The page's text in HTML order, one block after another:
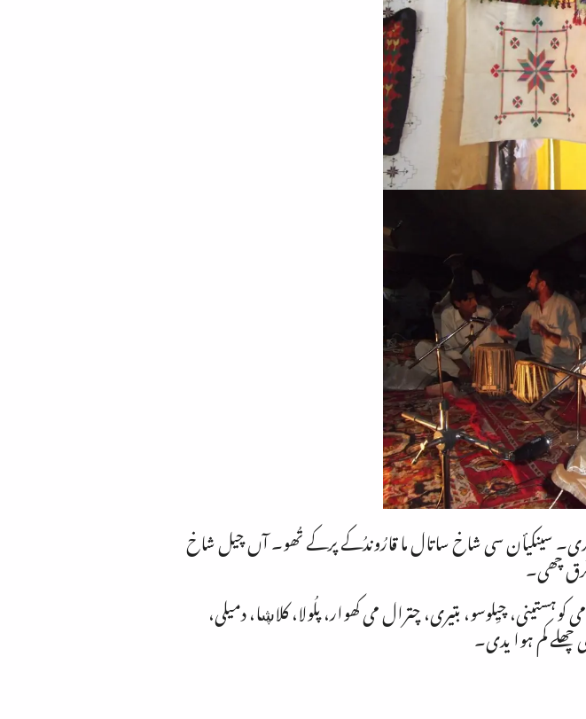
سینکیأن سی شاخ ساتال ما قارُوندُکے پرکے تُھو۔ آں چیل شاخ
چھی۔
چیِلوسو، بتیری، چترال می کھوار، پلُولا، کلاڜا، دمیلی،
کم ہوا یدی۔